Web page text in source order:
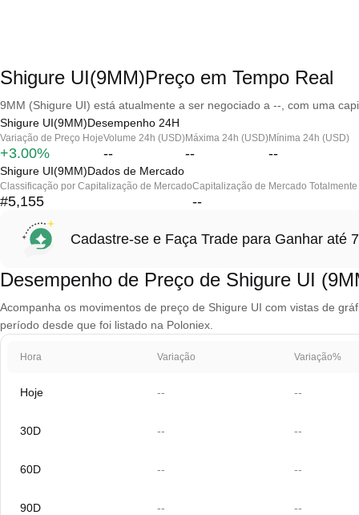
Shigure UI(9MM)Preço em Tempo Real
9MM (Shigure UI) está atualmente a ser negociado a --, com uma
Shigure UI(9MM)Desempenho 24H
Variação de Preço Hoje
+3.00%
Volume 24h (USD)
--
Máxima 24h (USD)
--
Mínima 24h (USD)
--
Shigure UI(9MM)Dados de Mercado
Classificação por Capitalização de Mercado
#5,155
Capitalização de Mercado
--
Cadastre-se e Faça Trade para Ganhar até
Desempenho de Preço de Shigure UI
Acompanha os movimentos de preço de Shigure UI com vistas de
período desde que foi listado na Poloniex.
Hora Variação Variação%
Hoje -- --
30D -- --
60D -- --
90D -- --